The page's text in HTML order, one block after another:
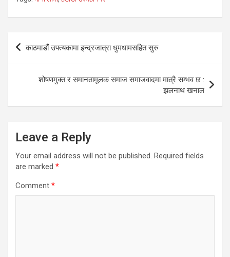
Post
काठमाडौं उपत्यकामा इन्द्रजात्रा धुमधामसहित सुरु
शोषणमुक्त र समानतामूलक समाज समाजवादमा मात्रै सम्भव छ :
झलनाथ खनाल
Leave a Reply
Your email address will not be published. Required fields
are marked *
Comment *